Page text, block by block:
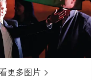
更多图片